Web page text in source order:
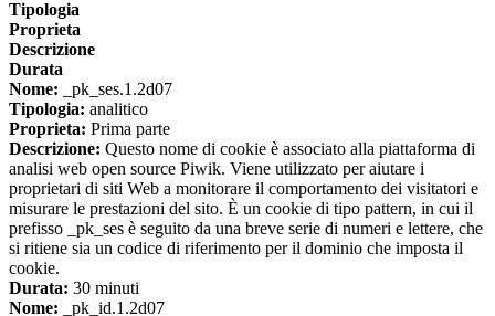
Tipologia
Proprieta
Descrizione
Durata
Nome: _pk_ses.1.2d07
Tipologia: analitico
Proprieta: Prima parte
Descrizione: Questo nome di cookie è associato alla piattaforma di
analisi web open source Piwik. Viene utilizzato per aiutare i
proprietari di siti Web a monitorare il comportamento dei visitatori e
misurare le prestazioni del sito. È un cookie di tipo pattern, in cui il
prefisso _pk_ses è seguito da una breve serie di numeri e lettere, che
si ritiene sia un codice di riferimento per il dominio che imposta il
cookie.
Durata: 30 minuti
Nome: _pk_id.1.2d07